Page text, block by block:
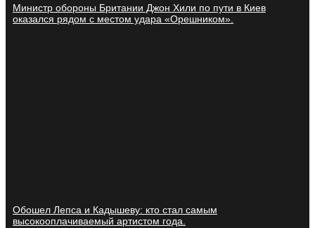
Министр обороны Британии Джон Хили по пути в Киев
оказался рядом с местом удара «Орешником».
Обошел Лепса и Кадышеву: кто стал самым
высокооплачиваемый артистом года.